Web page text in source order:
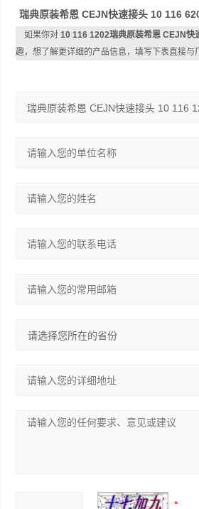
瑞典原装希恩 CEJN快速接头 10 116
如果你对10 116 1202瑞典原装希恩 CEJN快
趣，想了解更详细的产品信息，填写下表直接与